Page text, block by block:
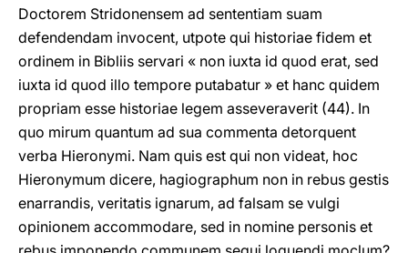
Doctorem Stridonensem ad sententiam suam
defendendam invocent, utpote qui historiae fidem et
ordinem in Bibliis servari « non iuxta id quod erat, sed
iuxta id quod illo tempore putabatur » et hanc quidem
propriam esse historiae legem asseveraverit (44). In
quo mirum quantum ad sua commenta detorquent
verba Hieronymi. Nam quis est qui non videat, hoc
Hieronymum dicere, hagiographum non in rebus gestis
enarrandis, veritatis ignarum, ad falsam se vulgi
opinionem accommodare, sed in nomine personis et